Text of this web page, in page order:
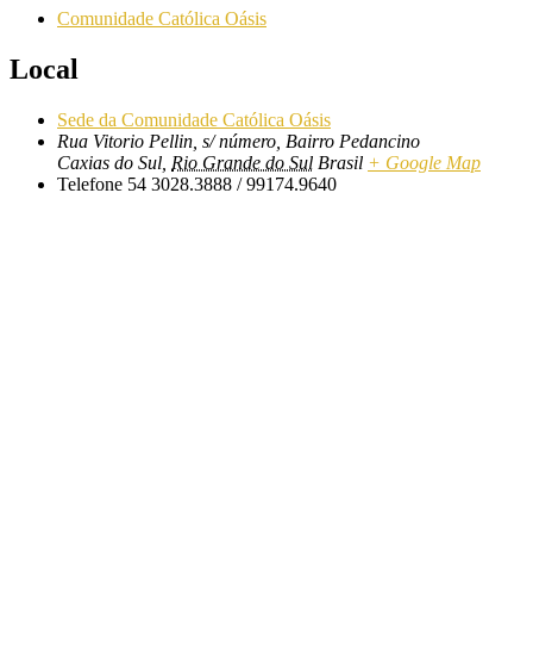
Comunidade Católica Oásis
Local
Sede da Comunidade Católica Oásis
Rua Vitorio Pellin, s/ número, Bairro Pedancino
Caxias do Sul Rio Grande do Sul Brasil + Google Map
Telefone 54 3028.3888 / 99174.9640